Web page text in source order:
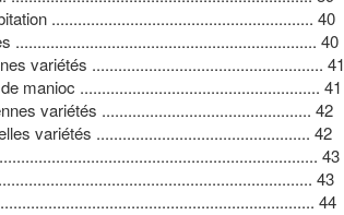
............................................................ 40
..................................................................... 40
variétés ..................................................... 41
manioc ....................................................... 41
variétés ................................................ 42
variétés ................................................. 42
43
43
44